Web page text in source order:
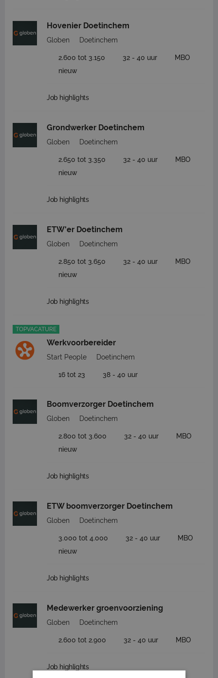
Hovenier Doetinchem
Globen Doetinchem
2.600 tot 3.150 32 - 40 uur
MBO
nieuw
Job highlights
Grondwerker Doetinchem
Globen Doetinchem
2.650 tot 3.350 32 - 40 uur
MBO
nieuw
Job highlights
ETW'er Doetinchem
Globen Doetinchem
2.850 tot 3.650 32 - 40 uur
MBO
nieuw
Job highlights
TOPVACATURE
Werkvoorbereider
Start People Doetinchem
16 tot 23 38 - 40 uur
Boomverzorger Doetinchem
Globen Doetinchem
2.800 tot 3.600 32 - 40 uur
MBO
nieuw
Job highlights
ETW boomverzorger Doetinchem
Globen Doetinchem
3.000 tot 4.000 32 - 40 uur
MBO
nieuw
Job highlights
Medewerker groenvoorziening
Globen Doetinchem
2.600 tot 2.900 32 - 40 uur MBO
Job highlights